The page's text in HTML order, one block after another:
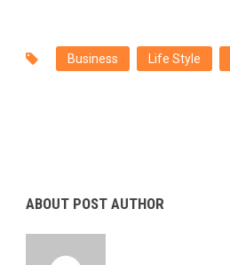
Business Life Style
ABOUT POST AUTHOR